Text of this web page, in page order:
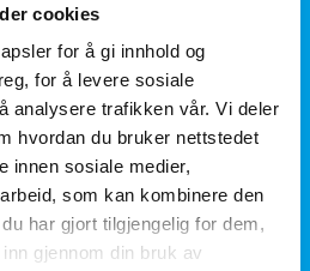
cookies
for å gi innhold og
for å levere sosiale
analysere trafikken vår. Vi deler
hvordan du bruker nettstedet
innen sosiale medier,
som kan kombinere den
har gjort tilgjengelig for dem,
gjennom din bruk av
add
add